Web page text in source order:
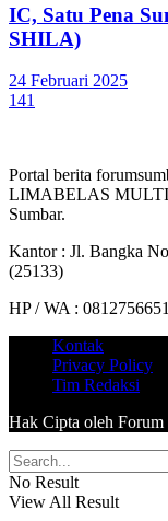
IC, Satu Pena
SHILA)
24 Februari 2025
141
Portal berita
LIMABELAS
Sumbar.
Kantor : Jl. Bangka
(25133)
HP / WA :
Kontak
Privacy Policy
Tim Redaksi
Hak Cipta oleh Forum
No Result
View All Result